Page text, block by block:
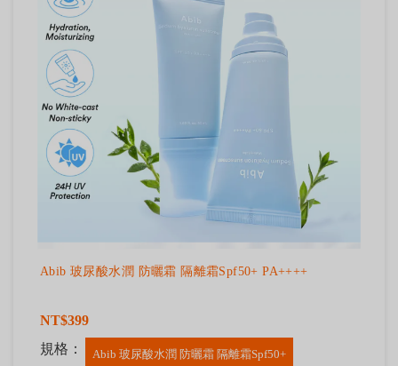
Abib 玻尿酸水潤 防曬霜 隔離霜Spf50+ PA++++
NT$399
規格：
Abib 玻尿酸水潤 防曬霜 隔離霜Spf50+